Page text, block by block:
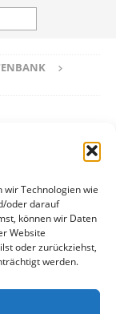
wir Technologien wie
oder darauf
können wir Daten
Website
oder zurückziehst,
werden.